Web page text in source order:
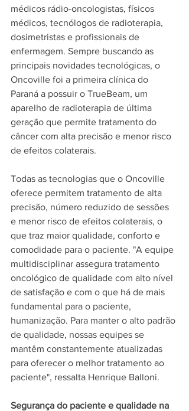
médicos rádio-oncologistas, físicos
médicos, tecnólogos de radioterapia,
dosimetristas e profissionais de
enfermagem. Sempre buscando as
principais novidades tecnológicas, o
Oncoville foi a primeira clínica do
Paraná a possuir o TrueBeam, um
aparelho de radioterapia de última
geração que permite tratamento do
câncer com alta precisão e menor risco
de efeitos colaterais.
Todas as tecnologias que o Oncoville
oferece permitem tratamento de alta
precisão, número reduzido de sessões
e menor risco de efeitos colaterais, o
que traz maior qualidade, conforto e
comodidade para o paciente. "A equipe
multidisciplinar assegura tratamento
oncológico de qualidade com alto nível
de satisfação e com o que há de mais
fundamental para o paciente,
humanização. Para manter o alto padrão
de qualidade, nossas equipes se
mantêm constantemente atualizadas
para oferecer o melhor tratamento ao
paciente", ressalta Henrique Balloni.
Segurança do paciente e qualidade na